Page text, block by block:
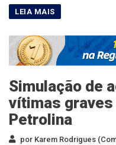
Simulação de
vítimas graves
Petrolina
por Karem Rodrigues